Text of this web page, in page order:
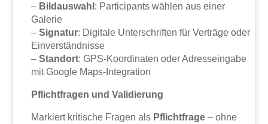
– Bildauswahl : Participants wählen aus einer
Galerie
–Signatur: Digitale Unterschriften für Verträge oder
Einverständnisse
–Standort: GPS-Koordinaten oder Adresseingabe
mit Google Maps-Integration
Pflichtfragen und Validierung
Markiert kritische Fragen als Pflichtfrage – ohne